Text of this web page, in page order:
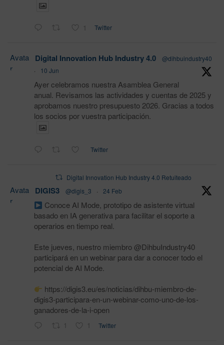
1 Twitter
Avata
r
Digital Innovation Hub Industry 4.0
@dihbuindustry40
·
10 Jun
Ayer celebramos nuestra Asamblea General
anual. Revisamos las actividades y cuentas de 2025 y
aprobamos nuestro presupuesto 2026. Gracias a todos
los socios por vuestra participación.
Twitter
Digital Innovation Hub Industry 4.0 Retuiteado
Avata
r
DIGIS3 @digis_3 · 24 Feb
Conoce AI Mode, prototipo de asistente virtual
basado en IA generativa para facilitar el soporte a
operarios en tiempo real.
Este jueves, nuestro miembro @DihbuIndustry40
participará en un webinar para dar a conocer todo el
potencial de AI Mode.
https://digis3.eu/es/noticias/dihbu-miembro-de-
digis3-participara-en-un-webinar-como-uno-de-los-
ganadores-de-la-i-open
1 1 Twitter